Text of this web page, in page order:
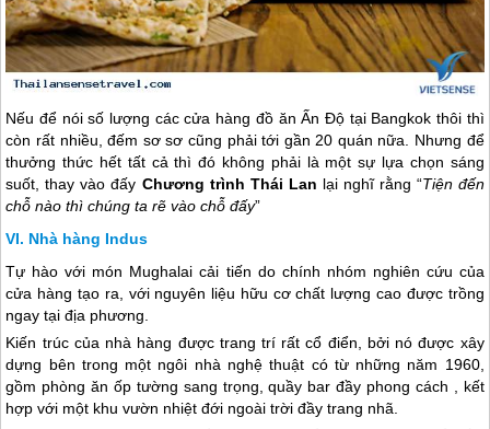
Nếu để nói số lượng các cửa hàng đồ ăn Ấn Độ tại Bangkok thôi thì
còn rất nhiều, đếm sơ sơ cũng phải tới gần 20 quán nữa. Nhưng để
thưởng thức hết tất cả thì đó không phải là một sự lựa chọn sáng
suốt, thay vào đấy Chương trình Thái Lan lại nghĩ rằng “Tiện đến
chỗ nào thì chúng ta rẽ vào chỗ đấy”
Nhà hàng Indus
Tự hào với món Mughalai cải tiến do chính nhóm nghiên cứu của
cửa hàng tạo ra, với nguyên liệu hữu cơ chất lượng cao được trồng
ngay tại địa phương.
Kiến trúc của nhà hàng được trang trí rất cổ điển, bởi nó được xây
dựng bên trong một ngôi nhà nghệ thuật có từ những năm 1960,
gồm phòng ăn ốp tường sang trọng, quầy bar đầy phong cách , kết
hợp với một khu vườn nhiệt đới ngoài trời đầy trang nhã.